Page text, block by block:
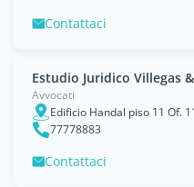
Contattaci
Estudio Juridico Villegas
Avvocati
Edificio Handal piso 11 Of.
77778883
Contattaci